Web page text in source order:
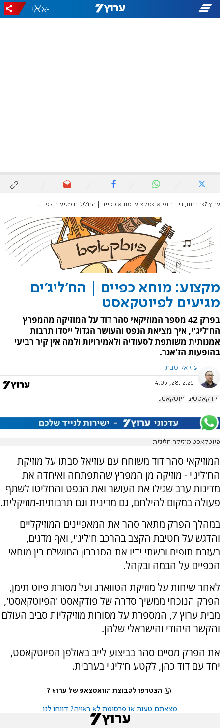
-
+
ערוץ 7 תרבות, בידור ופנאי מקצוע: מוחא כפיים | הח'ליג'ים מגיעים לפיוטקאסט
מקצוע: מוחא כפיים | הח'ליג'ים
מגיעים לפיוטקאסט
בפרק 42 מספר המוזיקאי סהר דוד על המוזיקה מהמפרץ
הח'ליג'י, איך מציאת הנפט והעושר הגדול ייסדו תרבות
אמנותית משותפת לסעודיה ולאמירויות ולמה אין קיר רביעי
בהופעות הז'אנר.
עוזיאל סבתו
28.12.25, 14:05
פודקאסטים פיוטקאסט
פיוטקאסט מוזיקה חליג'ית
המוזיקאי סהר דוד משוחח עם עוזיאל סבתו על מוזיקת
הח'ליג'י - מוזיקה מן המפרץ שהתפתחה ואיחדה את
מדינות ערב שגילו את העושר ואת הנפט והחליטו לשתף
פעולה במקום להילחם, גם מדינית וגם תרבותית-מוזיקלית.
במהלך הפרק מתאר סהר את המאפיינים המוזיקליים
והדגש על חטיבת הקצב בהרכב ח'ליג'י, ואף מדגים,
בעזרת תופים ובשתי ידיו את הסנכרון המושלם בין מוחאי
הכפיים על הבמה ובקהל.
לאחר שיחות על מוזיקת הטווארג ועל מסורת פיוט תימן,
הפרק הנוכחי ממשיך סדרה של פודקאסט 'הפיוטקאסט',
מבית ערוץ 7, המספרת על מסורות מוזיקליות סביב העולם
והקשר היהודי והישראלי שלהן.
את הפרק מסיים סהר בביצוע לייב באולפן הפיוטקאסט,
יחד עם דוד כהן, לקטע ח'ליג'י בערבית.
הצטרפו לקבוצת הוואטצאפ של ערוץ 7
מצאתם טעות או פרסומת לא ראויה? דווחו לנו